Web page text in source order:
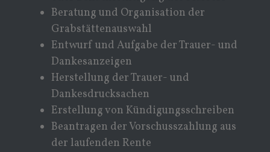
Beratung und Organisation der
Grabstättenauswahl
Entwurf und Aufgabe der Trauer- und
Dankesanzeigen
Herstellung der Trauer- und
Dankesdrucksachen
Erstellung von Kündigungsschreiben
Beantragen der Vorschusszahlung aus
der laufenden Rente